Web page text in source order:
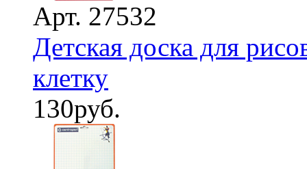
Арт. 27532
Детская доска для
клетку
130руб.